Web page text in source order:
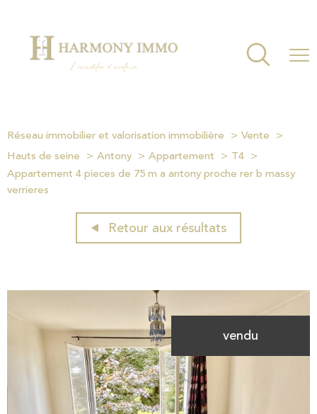
Réseau immobilier et valorisation immobilière
Vente
Hauts de seine
Antony Appartement
T4
Appartement 4 pieces de 75 m a antony proche rer b massy
verrieres
Retour aux résultats
vendu